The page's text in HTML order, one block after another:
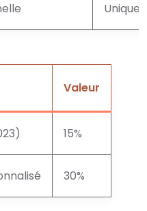
Valeur
15%
30%